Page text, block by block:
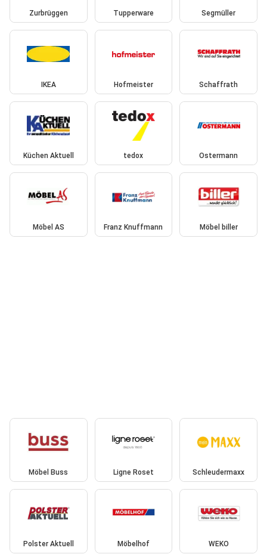
Zurbrüggen Tupperware Segmüller
IKEA Hofmeister Schaffrath
Küchen Aktuell tedox Ostermann
Möbel AS Franz Knuffmann Möbel biller
Möbel Buss Ligne Roset Schleudermaxx
Polster Aktuell Möbelhof WEKO